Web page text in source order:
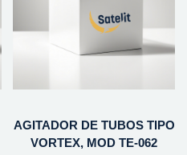
AGITADOR DE TUBOS TIPO
VORTEX, MOD TE-062